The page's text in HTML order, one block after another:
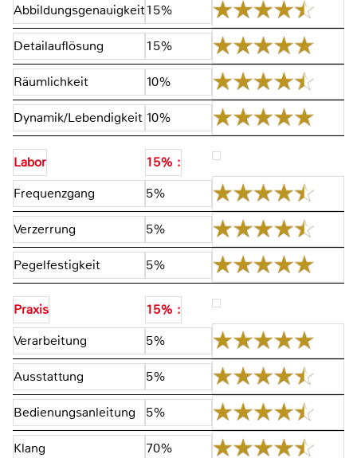
Abbildungsgenauigkeit15%
Detailauflösung 15%
Räumlichkeit 10%
Dynamik/Lebendigkeit 10%
Labor
15% :
Frequenzgang
5%
Verzerrung 5%
Pegelfestigkeit 5%
Praxis
15% :
Verarbeitung
5%
Ausstattung 5%
Bedienungsanleitung 5%
Klang 70%